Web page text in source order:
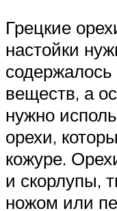
Грецкие
настойки
веществ, а
нужно
орехи,
кожуре.
и скорлупы,
ножом или